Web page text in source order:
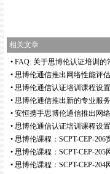
相关文章
• FAQ: 关于思博伦认证培训的
• 思博伦通信推出网络性能评
• 思博伦通信认证培训课程设
• 思博伦通信推出新的专业服务
• 安恒携手思博伦通信推出网
• 思博伦通信认证培训课程设
• 思博伦课程：SCPT-CEP-
• 思博伦课程：SCPT-CEP-
• 思博伦课程：SCPT-CEP-